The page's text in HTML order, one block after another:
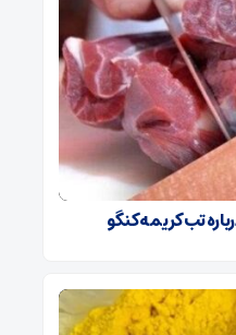
تب کریمه کنگو